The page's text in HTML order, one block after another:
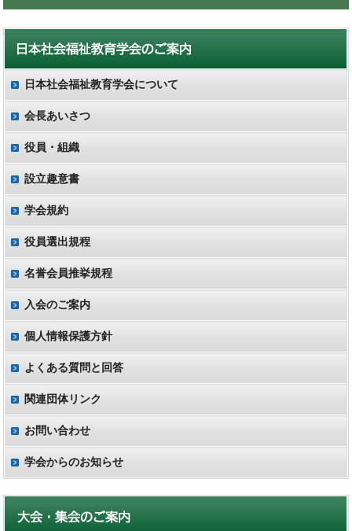
日本社会福祉教育学会について
会長あいさつ
役員・組織
設立趣意書
学会規約
役員選出規程
名誉会員推挙規程
入会のご案内
個人情報保護方針
よくある質問と回答
関連団体リンク
お問い合わせ
学会からのお知らせ